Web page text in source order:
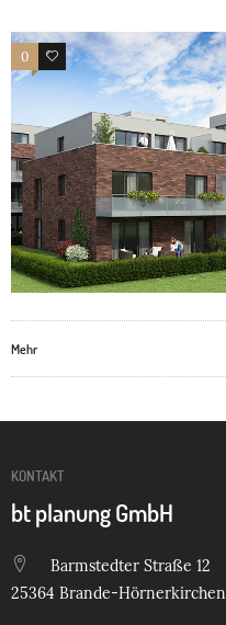
0 1
Mehr
KONTAKT
bt planung GmbH
Barmstedter Straße 12
25364 Brande-Hörnerkirchen